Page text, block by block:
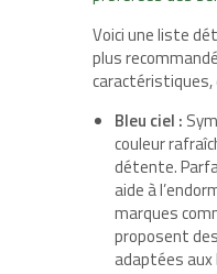
Voici une liste
plus
caractéristiques,
Bleu ciel :
couleur
détente.
aide à
marques
proposent
adaptées